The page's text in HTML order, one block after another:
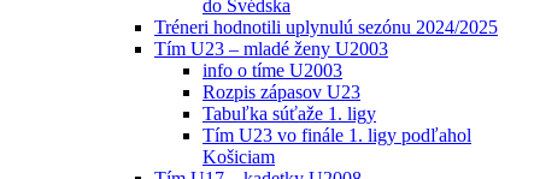
do Švédska
Tréneri hodnotili uplynulú sezónu 2024/2025
Tím U23 – mladé ženy U2003
info o tíme U2003
Rozpis zápasov U23
Tabuľka súťaže 1. ligy
Tím U23 vo finále 1. ligy podľahol
Košiciam